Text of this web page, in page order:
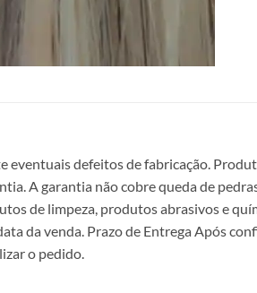
defeitos de fabricação.
A garantia não cobre queda de
de limpeza, produtos abrasivos e
da venda. Prazo de Entrega Após
o pedido.